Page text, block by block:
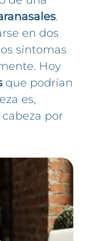
.
en dos
síntomas
Hoy
que podrían
es,
por